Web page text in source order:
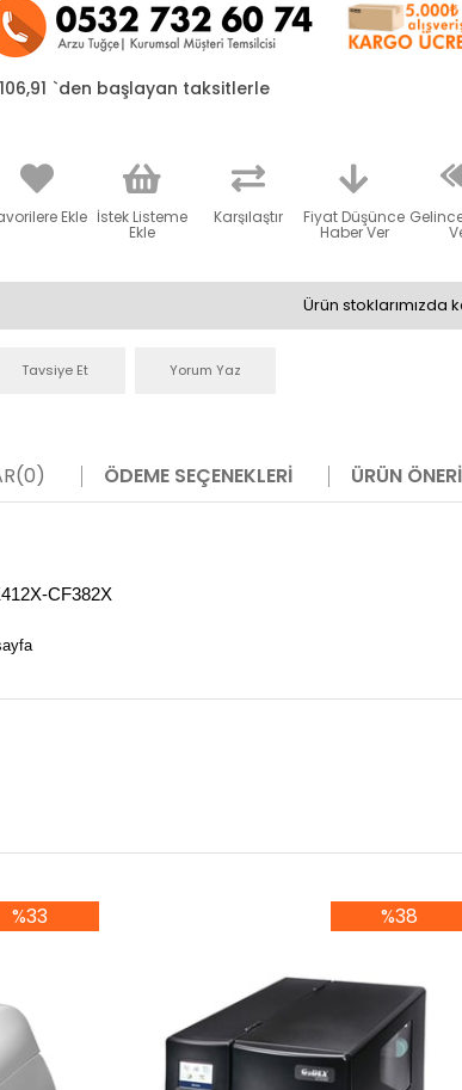
`den başlayan taksitlerle
Ekle İstek Listeme
Ekle
Karşılaştır Fiyat Düşünce
Haber Ver
Ürün stoklarımızda
Tavsiye Et Yorum Yaz
(0) ÖDEME SEÇENEKLERI ÜRÜN
CF382X
%33
%38